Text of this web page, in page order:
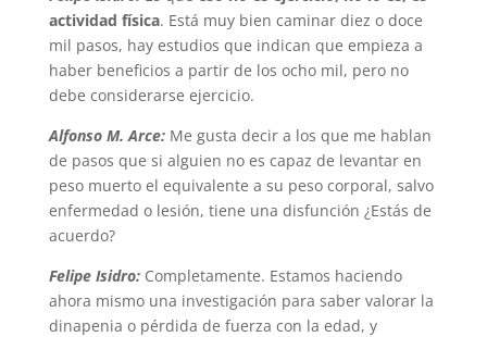
actividad física. Está muy bien caminar diez o doce
mil pasos, hay estudios que indican que empieza a
haber beneficios a partir de los ocho mil, pero no
debe considerarse ejercicio.
Alfonso M. Arce: Me gusta decir a los que me hablan
de pasos que si alguien no es capaz de levantar en
peso muerto el equivalente a su peso corporal, salvo
enfermedad o lesión, tiene una disfunción ¿Estás de
acuerdo?
Felipe Isidro: Completamente. Estamos haciendo
ahora mismo una investigación para saber valorar la
dinapenia o pérdida de fuerza con la edad, y